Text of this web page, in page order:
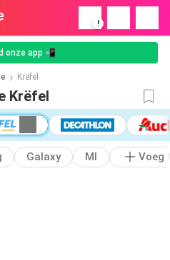
!
onze app 📲
Krëfel
Krëfel
Galaxy MI Voeg